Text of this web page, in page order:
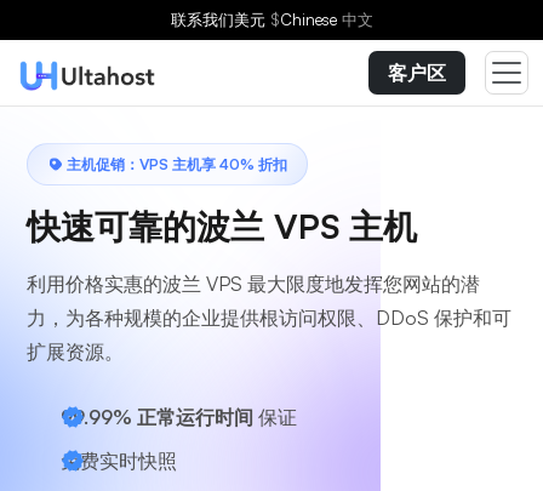
联系我们美元 $Chinese 中文
客户区
主机促销：VPS 主机享 40% 折扣
快速可靠的波兰 VPS 主机
利用价格实惠的波兰 VPS 最大限度地发挥您网站的潜
力，为各种规模的企业提供根访问权限、DDoS 保护和可
扩展资源。
99.99% 正常运行时间 保证
免费实时快照